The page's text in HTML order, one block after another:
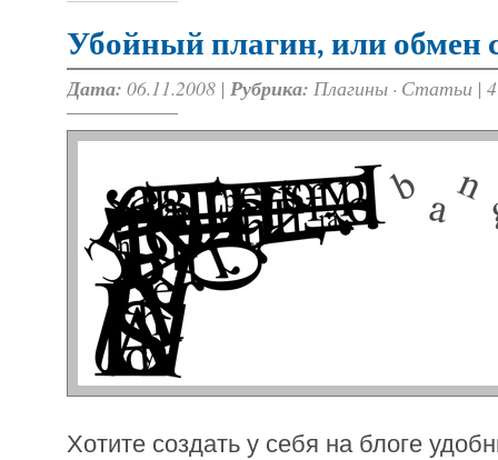
Убойный плагин, или обмен
Дата: 06.11.2008 | Рубрика: Плагины · Статьи |
Хотите создать у себя на блоге